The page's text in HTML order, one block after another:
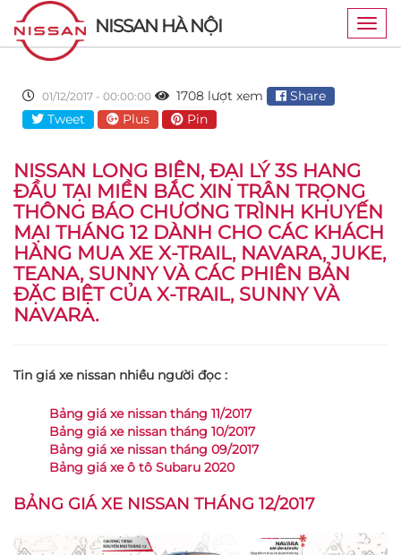
NISSAN HÀ NỘI
01/12/2017 - 00:00:00 1708 lượt xem
Share
Tweet
Plus Pin
NISSAN LONG BIÊN, ĐẠI LÝ 3S HANG
ĐẦU TẠI MIỀN BẮC XIN TRÂN TRỌNG
THÔNG BÁO CHƯƠNG TRÌNH KHUYẾN
MẠI THÁNG 12 DÀNH CHO CÁC KHÁCH
HÀNG MUA XE X-TRAIL, NAVARA, JUKE,
TEANA, SUNNY VÀ CÁC PHIÊN BẢN
ĐẶC BIỆT CỦA X-TRAIL, SUNNY VÀ
NAVARA.
Tin giá xe nissan nhiều người đọc :
Bảng giá xe nissan tháng 11/2017
Bảng giá xe nissan tháng 10/2017
Bảng giá xe nissan tháng 09/2017
Bảng giá xe ô tô Subaru 2020
BẢNG GIÁ XE NISSAN THÁNG 12/2017